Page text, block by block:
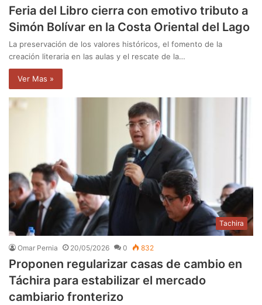
Feria del Libro cierra con emotivo tributo a
Simón Bolívar en la Costa Oriental del Lago
La preservación de los valores históricos, el fomento de la
creación literaria en las aulas y el rescate de la…
Ver Mas »
Tachira
Omar Pernia 20/05/2026 0 832
Proponen regularizar casas de cambio en
Táchira para estabilizar el mercado
cambiario fronterizo